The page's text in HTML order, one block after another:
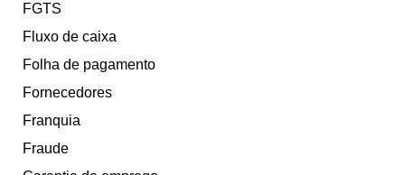
FGTS
Fluxo de caixa
Folha de pagamento
Fornecedores
Franquia
Fraude